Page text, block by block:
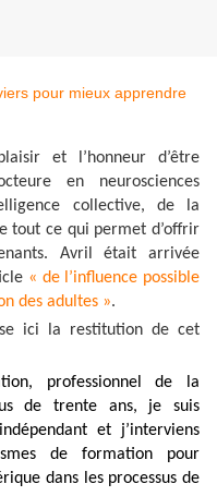
et l’honneur d’être
en neurosciences
collective, de la
tout ce qui permet d’offrir
Avril était arrivée
« de l’influence possible
des adultes ».
ici la restitution de cet
professionnel de la
de trente ans, je suis
et j’interviens
de formation pour
dans les processus de